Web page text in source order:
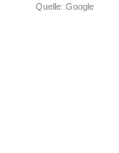
Quelle: Google